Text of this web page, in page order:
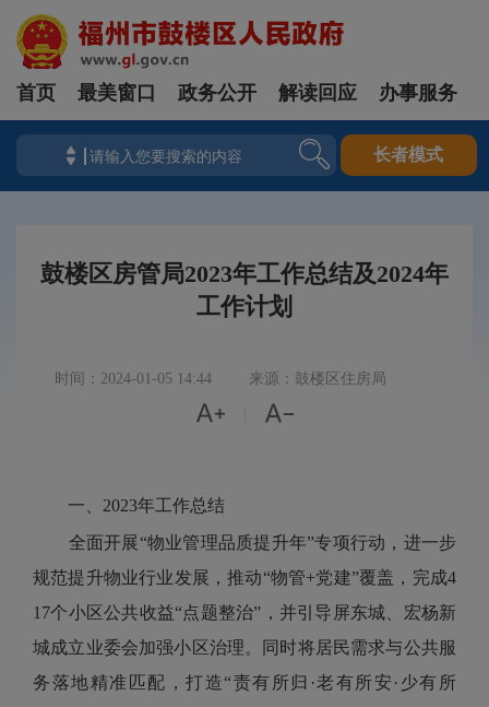
首页 最美窗口 政务公开 解读回应 办事服务
长者模式
鼓楼区房管局2023年工作总结及2024年
工作计划
时间：2024-01-05 14:44 来源：鼓楼区住房局
 
一、2023年工作总结
全面开展“物业管理品质提升年”专项行动，进一步
规范提升物业行业发展，推动“物管+党建”覆盖，完成4
17个小区公共收益“点题整治”，并引导屏东城、宏杨新
城成立业委会加强小区治理。同时将居民需求与公共服
务落地精准匹配，打造“责有所归·老有所安·少有所